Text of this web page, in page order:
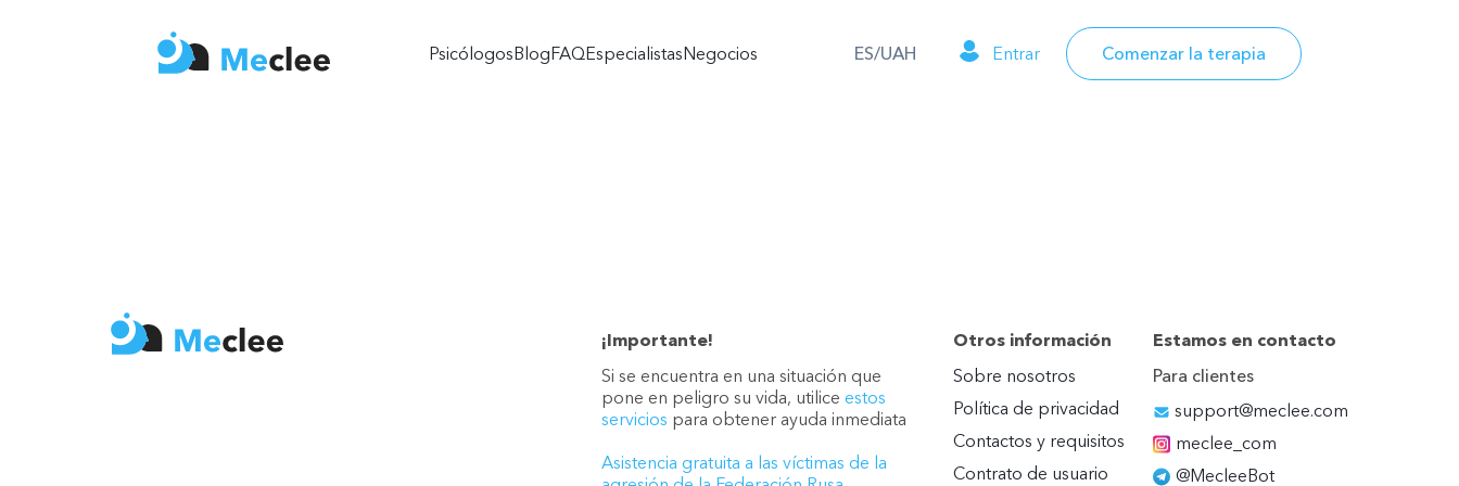
PsicólogosBlogFAQEspecialistasNegocios ES/UAH Entrar Comenzar la terapia
¡Importante!
Si se encuentra en una situación que
pone en peligro su vida, utilice estos
servicios para obtener ayuda inmediata
Asistencia gratuita a las víctimas de la
Otros información
Sobre nosotros
Política de privacidad
Contactos y requisitos
Contrato de usuario
Estamos en contacto
Para clientes
support@meclee.com
meclee_com
@MecleeBot